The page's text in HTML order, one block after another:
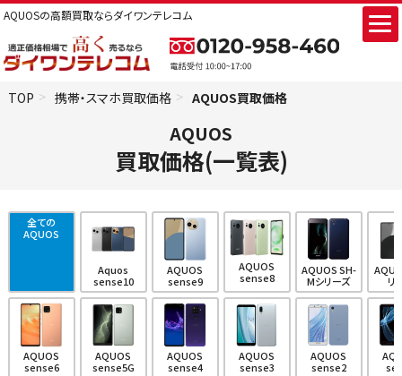
AQUOSの高額買取ならダイワンテレコム
TOP 携帯・スマホ買取価格 AQUOS買取価格
AQUOS
買取価格(一覧表)
全ての
AQUOS
Aquos
sense10
AQUOS
sense9
AQUOS
sense8
AQUOS SH-
Mシリーズ
リ
AQUOS
sense6
AQUOS
sense5G
AQUOS
sense4
AQUOS
sense3
AQUOS
sense2